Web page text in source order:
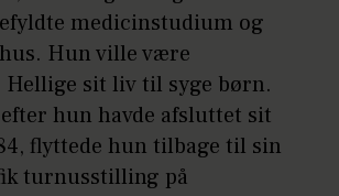
medicinstudium og
Hun ville være
sit liv til syge børn.
hun havde afsluttet sit
flyttede hun tilbage til sin
turnusstilling på